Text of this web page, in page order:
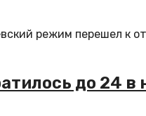
режим перешел к
до 24